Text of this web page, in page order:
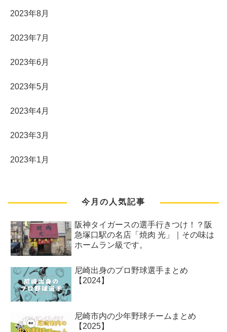
2023年8月
2023年7月
2023年6月
2023年5月
2023年4月
2023年3月
2023年1月
今月の人気記事
阪神タイガースの選手行きつけ！？阪
急塚口駅の名店「焼肉 光」｜その味は
ホームラン級です。
尼崎出身のプロ野球選手まとめ
【2024】
尼崎市内の少年野球チームまとめ
【2025】